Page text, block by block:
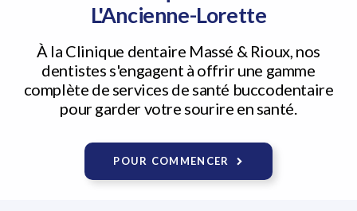
L'Ancienne-Lorette
À la Clinique dentaire Massé & Rioux, nos
dentistes s'engagent à offrir une gamme
complète de services de santé buccodentaire
pour garder votre sourire en santé.
POUR COMMENCER